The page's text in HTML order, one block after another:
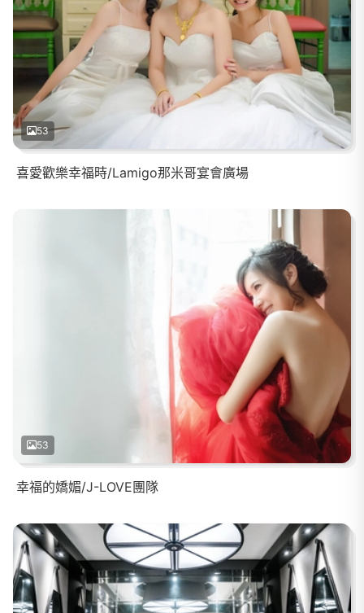
53
喜愛歡樂幸福時/Lamigo那米哥宴會廣場
53
幸福的嬌媚/J-LOVE團隊